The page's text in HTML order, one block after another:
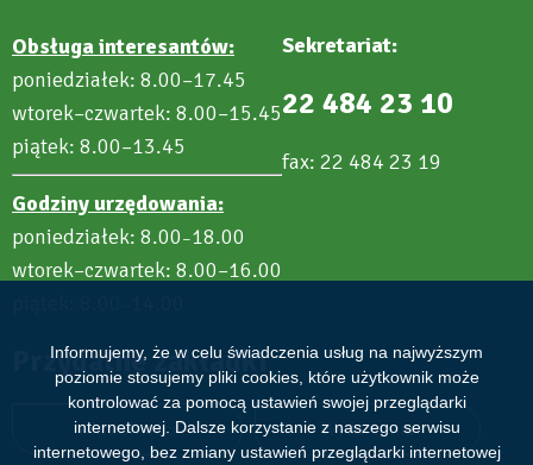
Informujemy, że w celu świadczenia usług na najwyższym
poziomie stosujemy pliki cookies, które użytkownik może
kontrolować za pomocą ustawień swojej przeglądarki
internetowej. Dalsze korzystanie z naszego serwisu
internetowego, bez zmiany ustawień przeglądarki internetowej
Obsługa interesantów:
poniedziałek: 8.00–17.45
wtorek–czwartek: 8.00–15.45
piątek: 8.00–13.45
Godziny urzędowania:
poniedziałek: 8.00–18.00
wtorek–czwartek: 8.00–16.00
Sekretariat:
22 484 23 10
fax: 22 484 23 19
Przydatne zakładki
Aktualności Wydarzenia